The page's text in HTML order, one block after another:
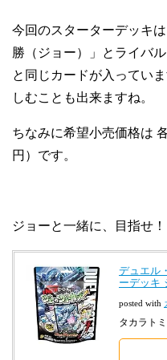
今回のスターターデッキ
勝（ジョー）」とライバ
と同じカードが入ってい
しむことも出来ますね。
ちなみに希望小売価格は
円）です。
ジョーと一緒に、目指せ
デュエル
ーデッキ
posted with
タカラト